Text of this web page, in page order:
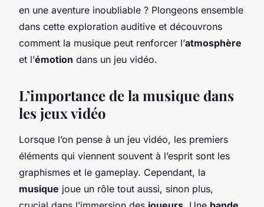
en une aventure inoubliable ? Plongeons ensemble
dans cette exploration auditive et découvrons
comment la musique peut renforcer l’atmosphère
et l’émotion dans un jeu vidéo.
L’importance de la musique dans
les jeux vidéo
Lorsque l’on pense à un jeu vidéo, les premiers
éléments qui viennent souvent à l’esprit sont les
graphismes et le gameplay. Cependant, la
musique joue un rôle tout aussi, sinon plus,